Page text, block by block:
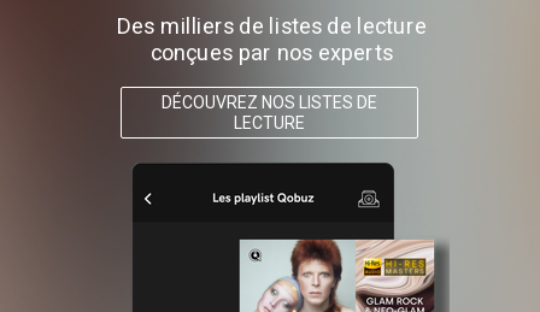
Des milliers de listes de lecture
conçues par nos experts
DÉCOUVREZ NOS LISTES DE
LECTURE